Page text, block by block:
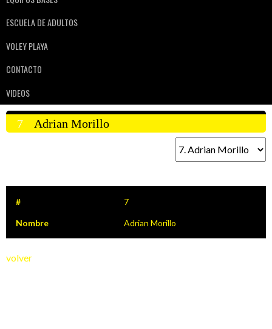
ESCUELA DE ADULTOS
VOLEY PLAYA
CONTACTO
VIDEOS
7 Adrian Morillo
# 7
Nombre Adrian Morillo
volver